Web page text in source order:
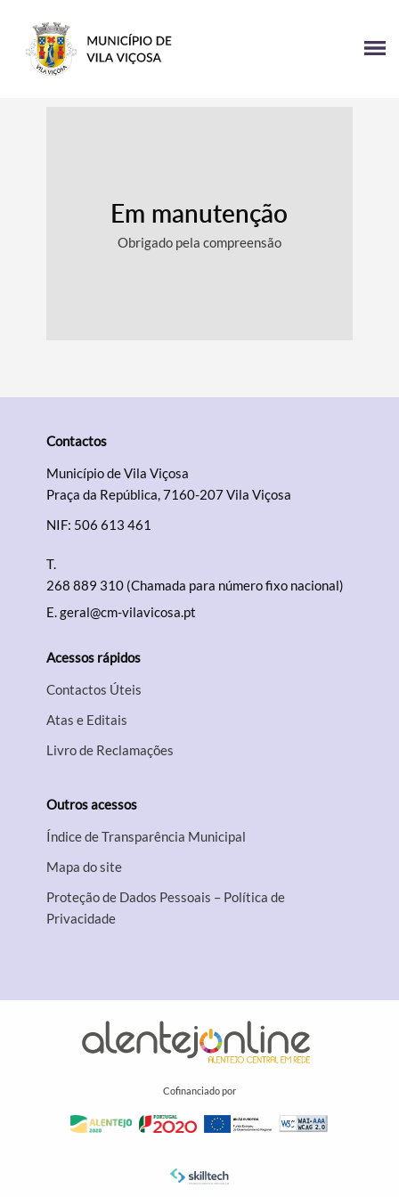
Termo de Pesquisa
Categorias gerais
Filtros
Em manutenção
Obrigado pela compreensão
Contactos
Município de Vila Viçosa
Praça da República, 7160-207 Vila Viçosa
NIF: 506 613 461
T.
268 889 310 (Chamada para número fixo nacional)
E.geral@cm-vilavicosa.pt
Acessos rápidos
Contactos Úteis
Atas e Editais
Livro de Reclamações
Outros acessos
Índice de Transparência Municipal
Mapa do site
Proteção de Dados Pessoais – Política de
Privacidade
Cofinanciado por